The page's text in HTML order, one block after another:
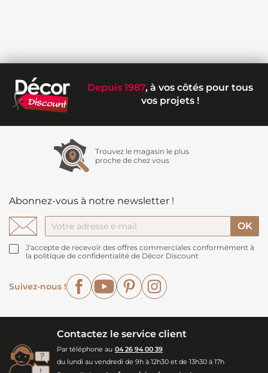
Depuis 1987, à vos côtés pour tous
vos projets !
Trouvez le magasin le plus
proche de chez vous
Abonnez-vous à notre newsletter !
J'accepte de recevoir des offres commerciales conformément à
la politique de confidentialité de Décor Discount
Suivez-nous !
FacebookYouTubePinterest
Contactez le service client
Par téléphone au 04 26 94 00 39
du lundi au vendredi de 9h à 12h30 et de 13h30 à 17h